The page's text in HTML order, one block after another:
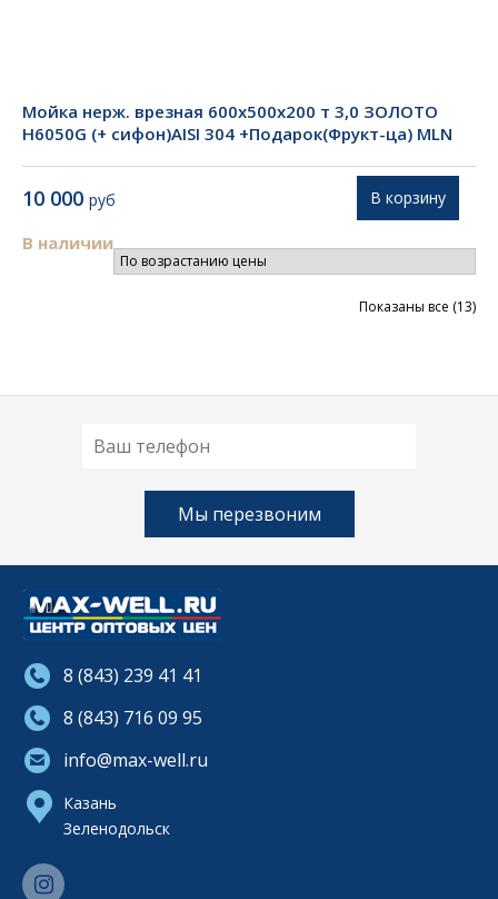
Мойка нерж. врезная 600х500х200 т 3,0 ЗОЛОТО
Н6050G (+ сифон)AISI 304 +Подарок(Фрукт-ца) MLN
10 000 руб
В наличии
В корзину
Показаны все (13)
8 (843) 239 41 41
8 (843) 716 09 95
info@max-well.ru
Казань
Зеленодольск